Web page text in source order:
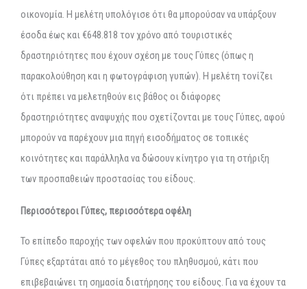
οικονομία. Η μελέτη υπολόγισε ότι θα μπορούσαν να υπάρξουν
έσοδα έως και €648.818 τον χρόνο από τουριστικές
δραστηριότητες που έχουν σχέση με τους Γύπες (όπως η
παρακολούθηση και η φωτογράφιση γυπών). Η μελέτη τονίζει
ότι πρέπει να μελετηθούν εις βάθος οι διάφορες
δραστηριότητες αναψυχής που σχετίζονται με τους Γύπες, αφού
μπορούν να παρέχουν μια πηγή εισοδήματος σε τοπικές
κοινότητες και παράλληλα να δώσουν κίνητρο για τη στήριξη
των προσπαθειών προστασίας του είδους.
Περισσότεροι Γύπες, περισσότερα οφέλη
Το επίπεδο παροχής των οφελών που προκύπτουν από τους
Γύπες εξαρτάται από το μέγεθος του πληθυσμού, κάτι που
επιβεβαιώνει τη σημασία διατήρησης του είδους. Για να έχουν τα